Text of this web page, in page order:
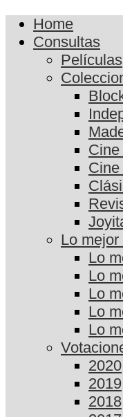
Home
Consultas
Películas
Lo
Lo
Lo
Lo
Lo
Lo
2020
2019
2018